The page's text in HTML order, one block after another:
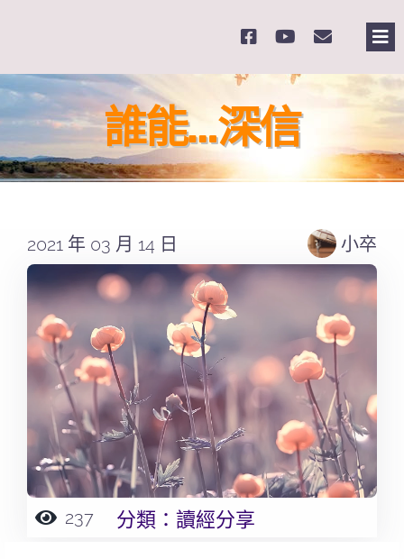
content
誰能…深信
2021 年 03 月 14 日 小卒
237 分類：讀經分享